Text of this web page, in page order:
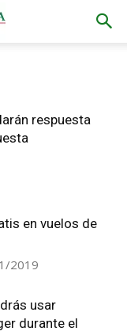
respuesta
en vuelos de
2019
usar
durante el